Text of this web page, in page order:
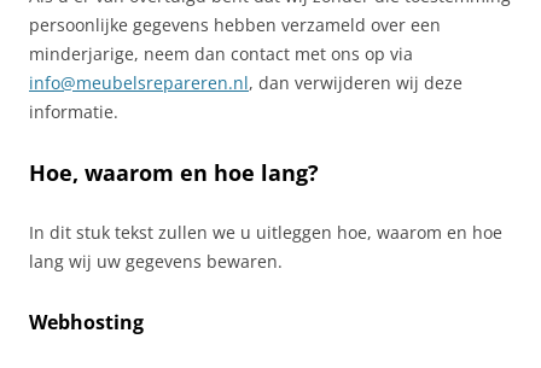
persoonlijke gegevens hebben verzameld over een
minderjarige, neem dan contact met ons op via
info@meubelsrepareren.nl, dan verwijderen wij deze
informatie.
Hoe, waarom en hoe lang?
In dit stuk tekst zullen we u uitleggen hoe, waarom en hoe
lang wij uw gegevens bewaren.
Webhosting